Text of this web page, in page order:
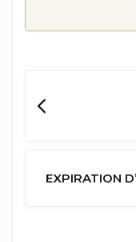
EXPIRATION